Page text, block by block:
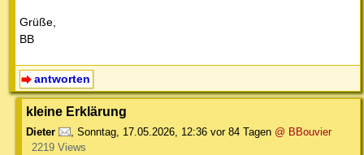
Grüße,
BB
antworten
kleine Erklärung
Dieter , Sonntag, 17.05.2026, 12:36 vor 84 Tagen @ BBouvier
2219 Views